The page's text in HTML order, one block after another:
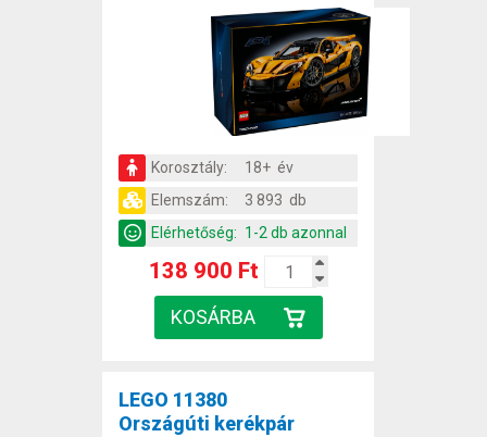
Korosztály:
18+ év
Elemszám:
3 893 db
Elérhetőség: 1-2 db azonnal
138 900 Ft
LEGO 11380
Országúti kerékpár